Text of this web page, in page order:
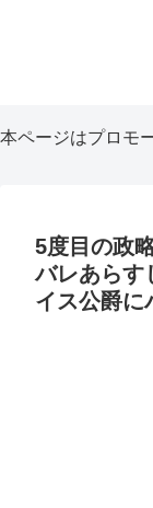
本ページはプロモ
5度目の政
バレあらす
イス公爵に